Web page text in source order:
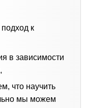
к
в зависимости
что научить
мы можем